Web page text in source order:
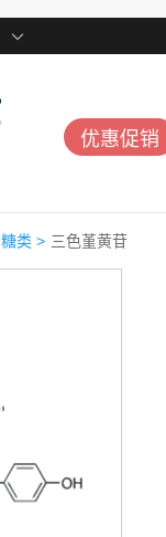
优惠促销
糖类 > 三色堇黄苷